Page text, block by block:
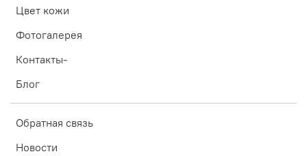
Цвет кожи
Фотогалерея
Контакты-
Блог
Обратная связь
Новости